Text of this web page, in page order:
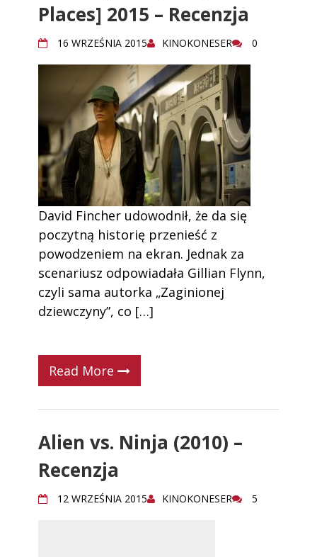
Places] 2015 – Recenzja
16 WRZEŚNIA 2015 KINOKONESER 0
David Fincher udowodnił, że da się
poczytną historię przenieść z
powodzeniem na ekran. Jednak za
scenariusz odpowiadała Gillian Flynn,
czyli sama autorka „Zaginionej
dziewczyny”, co […]
Read More
Alien vs. Ninja (2010) –
Recenzja
12 WRZEŚNIA 2015 KINOKONESER 5